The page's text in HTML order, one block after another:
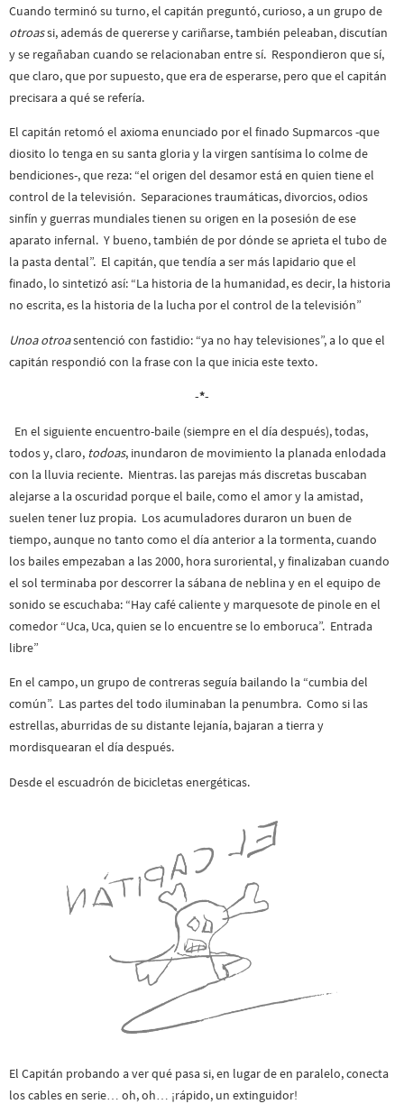
Cuando terminó su turno, el capitán preguntó, curioso, a un grupo de
otroassi, además de quererse y cariñarse, también peleaban, discutían
y se regañaban cuando se relacionaban entre sí. Respondieron que sí,
que claro, que por supuesto, que era de esperarse, pero que el capitán
precisara a qué se refería.
El capitán retomó el axioma enunciado por el finado Supmarcos -que
diosito lo tenga en su santa gloria y la virgen santísima lo colme de
bendiciones-, que reza: “el origen del desamor está en quien tiene el
control de la televisión. Separaciones traumáticas, divorcios, odios
sinfín y guerras mundiales tienen su origen en la posesión de ese
aparato infernal. Y bueno, también de por dónde se aprieta el tubo de
la pasta dental”. El capitán, que tendía a ser más lapidario que el
finado, lo sintetizó así: “La historia de la humanidad, es decir, la historia
no escrita, es la historia de la lucha por el control de la televisión”
Unoa otroasentenció con fastidio: “ya no hay televisiones”, a lo que el
capitán respondió con la frase con la que inicia este texto.
-*-
En el siguiente encuentro-baile (siempre en el día después), todas,
todos y, claro, todoas, inundaron de movimiento la planada enlodada
con la lluvia reciente. Mientras. las parejas más discretas buscaban
alejarse a la oscuridad porque el baile, como el amor y la amistad,
suelen tener luz propia. Los acumuladores duraron un buen de
tiempo, aunque no tanto como el día anterior a la tormenta, cuando
los bailes empezaban a las 2000, hora suroriental, y finalizaban cuando
el sol terminaba por descorrer la sábana de neblina y en el equipo de
sonido se escuchaba: “Hay café caliente y marquesote de pinole en el
comedor “Uca, Uca, quien se lo encuentre se lo emboruca”. Entrada
libre”
En el campo, un grupo de contreras seguía bailando la “cumbia del
común”. Las partes del todo iluminaban la penumbra. Como si las
estrellas, aburridas de su distante lejanía, bajaran a tierra y
mordisquearan el día después.
Desde el escuadrón de bicicletas energéticas.
El Capitán probando a ver qué pasa si, en lugar de en paralelo, conecta
los cables en serie… oh, oh… ¡rápido, un extinguidor!